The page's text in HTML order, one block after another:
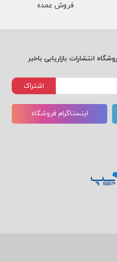
فروش عمده
انتشارات بازاریابی باخبر
اشتراک
اینستاگرام فروشگاه